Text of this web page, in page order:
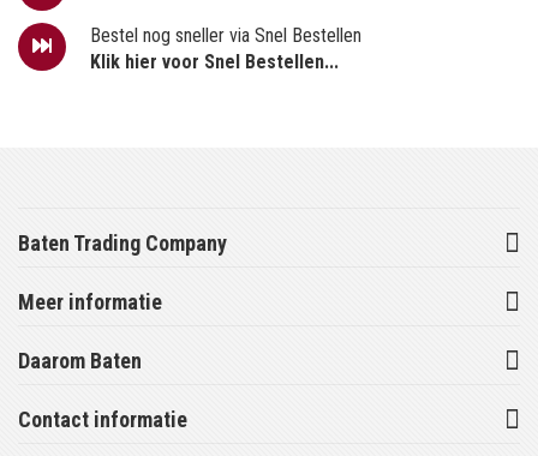
Bestel nog sneller via Snel Bestellen
Klik hier voor Snel Bestellen...
Baten Trading Company
Meer informatie
Daarom Baten
Contact informatie